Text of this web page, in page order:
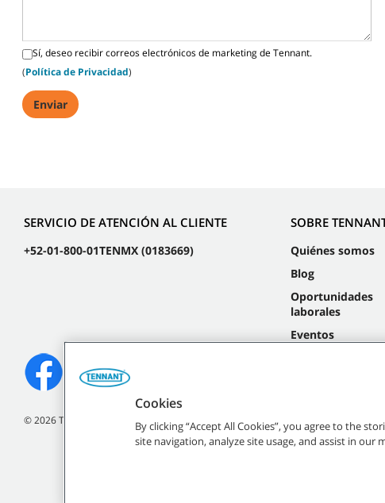
Sí, deseo recibir correos electrónicos de marketing de Tennant.
(Política de Privacidad)
SERVICIO DE ATENCIÓN AL CLIENTE
+52-01-800-01TENMX (0183669)
SOBRE
Quiénes somos
Blog
Oportunidades
laborales
Eventos
©2026Tennant Company. Todos los derechos reservados.
Todas las marcas
Cookies
By clicking “Accept All Cookies”, you agree to the
site navigation, analyze site usage, and assist in our